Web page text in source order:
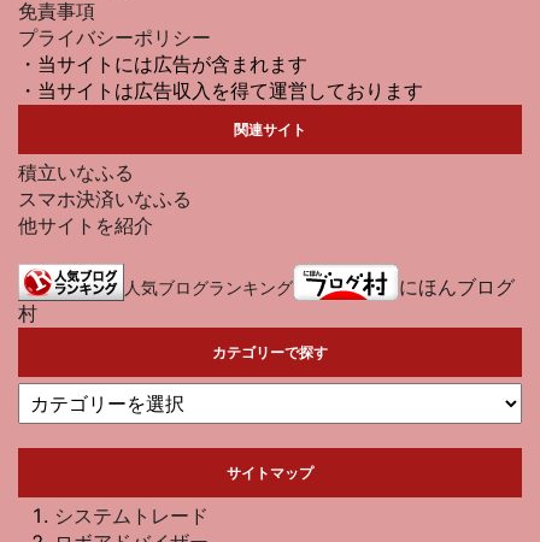
免責事項
プライバシーポリシー
・当サイトには広告が含まれます
・当サイトは広告収入を得て運営しております
関連サイト
積立いなふる
スマホ決済いなふる
他サイトを紹介
人気ブログランキング
にほんブログ
村
カテゴリーで探す
サイトマップ
システムトレード